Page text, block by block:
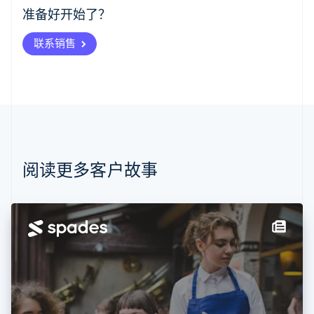
准备好开始了？
联系销售
阅读更多客户故事
爱沙尼亚
English
奥地利
Deutsch English
Nederlands Français Deutsch
波兰
丹麦
English
德国
Deutsch English
English
芬兰
EnglishSvenska